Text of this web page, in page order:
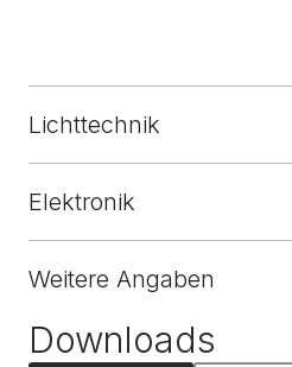
Lichttechnik
Elektronik
Weitere Angaben
Downloads